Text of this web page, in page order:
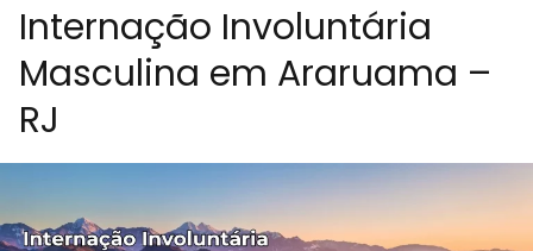
Internação Involuntária
Masculina em Araruama –
RJ